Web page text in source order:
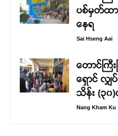
ပစ်မှတ်ထ
နေရ
Sai Hseng Aai -
တောင်ကြီ
ရှောင် လျှ
သိန်း (၃၀
Nang Kham Ku